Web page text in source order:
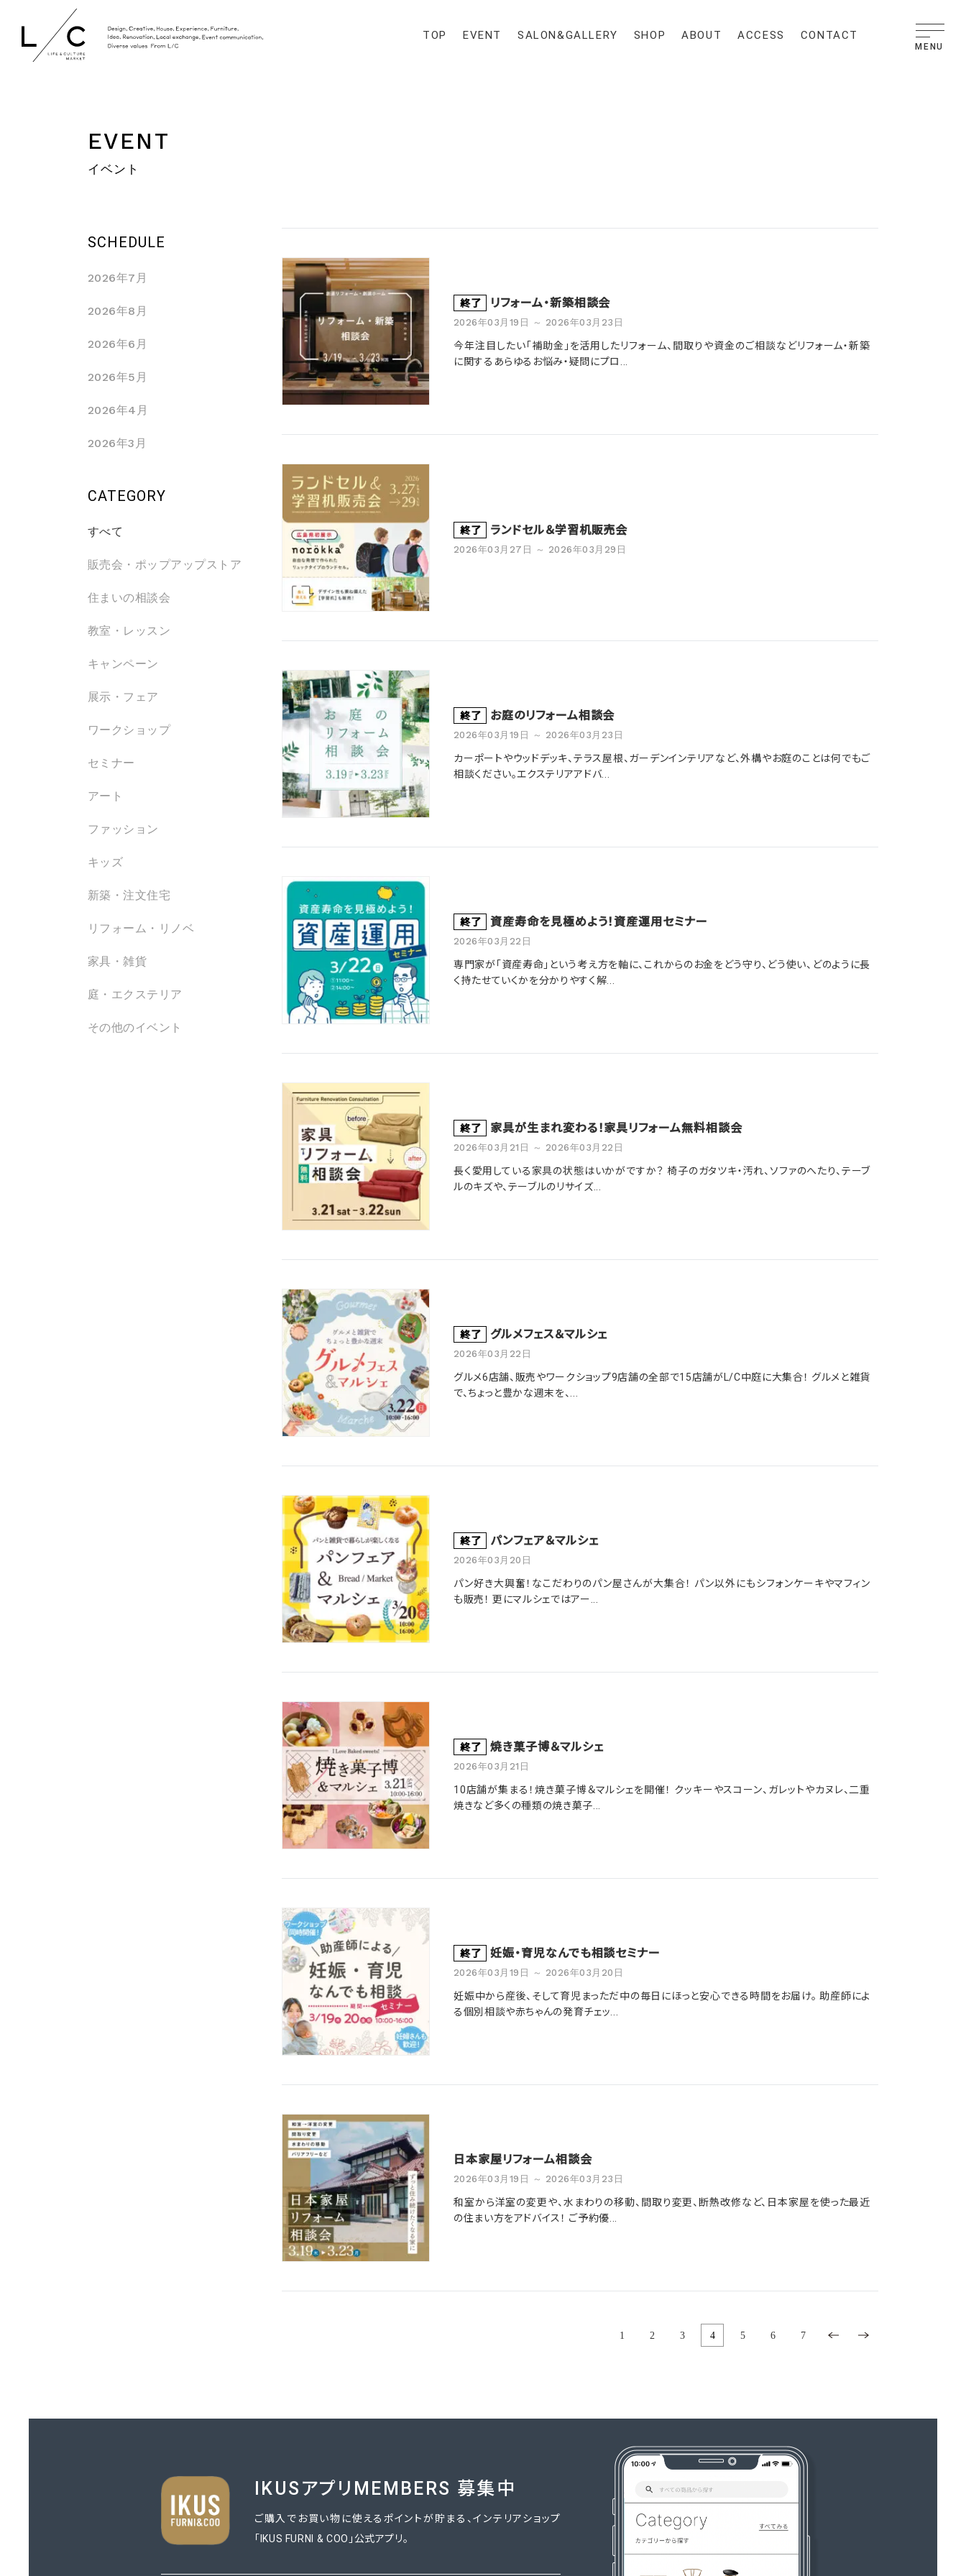
TOP EVENT SALON&GALLERY SHOP ABOUT ACCESS CONTACT
MENU
EVENT
イベント
終了 リフォーム・新築相談会
2026年03月19日 ～ 2026年03月23日
今年注目したい「補助金」を活用したリフォーム、間取りや資金のご相談などリフォーム・新築
に関するあらゆるお悩み・疑問にプロ...
終了 ランドセル＆学習机販売会
2026年03月27日 ～ 2026年03月29日
終了 お庭のリフォーム相談会
2026年03月19日 ～ 2026年03月23日
カーポートやウッドデッキ、テラス屋根、ガーデンインテリアなど、外構やお庭のことは何でもご
相談ください。エクステリアアドバ...
終了 資産寿命を見極めよう！資産運用セミナー
2026年03月22日
専門家が「資産寿命」という考え方を軸に、これからのお金をどう守り、どう使い、どのように長
く持たせていくかを分かりやすく解...
終了 家具が生まれ変わる！家具リフォーム無料相談会
2026年03月21日 ～ 2026年03月22日
長く愛用している家具の状態はいかがですか？ 椅子のガタツキ・汚れ、ソファのへたり、テーブ
ルのキズや、テーブルのリサイズ...
終了 グルメフェス＆マルシェ
2026年03月22日
グルメ6店舗、販売やワークショップ9店舗の全部で15店舗がL/C中庭に大集合！ グルメと雑貨
で、ちょっと豊かな週末を、...
終了 パンフェア＆マルシェ
2026年03月20日
パン好き大興奮！なこだわりのパン屋さんが大集合！ パン以外にもシフォンケーキやマフィン
も販売！ 更にマルシェではアー...
終了 焼き菓子博＆マルシェ
2026年03月21日
10店舗が集まる！焼き菓子博＆マルシェを開催！ クッキーやスコーン、ガレットやカヌレ、二重
焼きなど多くの種類の焼き菓子...
終了 妊娠・育児なんでも相談セミナー
2026年03月19日 ～ 2026年03月20日
妊娠中から産後、そして育児まっただ中の毎日にほっと安心できる時間をお届け。 助産師によ
る個別相談や赤ちゃんの発育チェッ...
日本家屋リフォーム相談会
2026年03月19日 ～ 2026年03月23日
和室から洋室の変更や、水まわりの移動、間取り変更、断熱改修など、日本家屋を使った最近
の住まい方をアドバイス！ ご予約優...
1 2 3 4 5 6 7
SCHEDULE
2026年7月
2026年8月
2026年6月
2026年5月
2026年4月
2026年3月
CATEGORY
すべて
販売会・ポップアップストア
住まいの相談会
教室・レッスン
キャンペーン
展示・フェア
ワークショップ
セミナー
アート
ファッション
キッズ
新築・注文住宅
リフォーム・リノベ
家具・雑貨
庭・エクステリア
その他のイベント
IKUSアプリMEMBERS 募集中
ご購入でお買い物に使えるポイントが貯まる、インテリアショップ
「IKUS FURNI & COO」公式アプリ。